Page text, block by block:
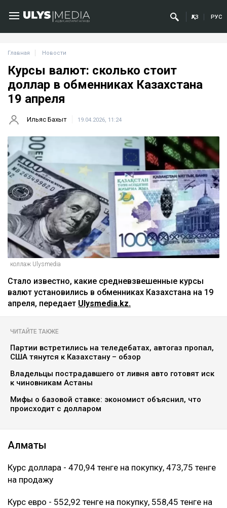
ҚАЗ РУС
Главная Новости
Курсы валют: сколько стоит
доллар в обменниках Казахстана
19 апреля
Ильяс Бахыт 19.04.2026, 11:24
коллаж Ulysmedia
Стало известно, какие средневзвешенные курсы
валют установились в обменниках Казахстана на 19
апреля, передает Ulysmedia.kz.
ЧИТАЙТЕ ТАКЖЕ
Партии встретились на теледебатах, автогаз пропал,
США тянутся к Казахстану – обзор
Владельцы пострадавшего от ливня авто готовят иск
к чиновникам Астаны
Мифы о базовой ставке: экономист объяснил, что
происходит с долларом
Алматы
Курс доллара - 470,94 тенге на покупку, 473,75 тенге
на продажу
Курс евро - 552,92 тенге на покупку, 558,45 тенге на